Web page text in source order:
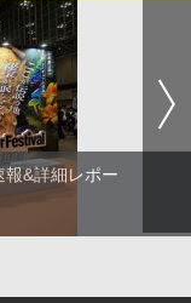
報&詳細レポー